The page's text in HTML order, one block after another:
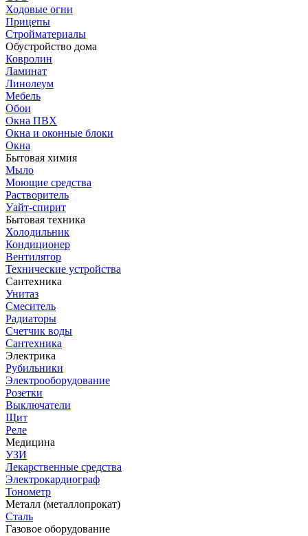
Ходовые огни
Прицепы
Стройматериалы
Обустройство дома
Ковролин
Ламинат
Линолеум
Мебель
Обои
Окна ПВХ
Окна и оконные блоки
Окна
Бытовая химия
Мыло
Моющие средства
Растворитель
Уайт-спирит
Бытовая техника
Холодильник
Кондиционер
Вентилятор
Технические устройства
Сантехника
Унитаз
Смеситель
Радиаторы
Счетчик воды
Сантехника
Электрика
Рубильники
Электрооборудование
Розетки
Выключатели
Щит
Реле
Медицина
УЗИ
Лекарственные средства
Электрокардиограф
Тонометр
Металл (металлопрокат)
Сталь
Газовое оборудование